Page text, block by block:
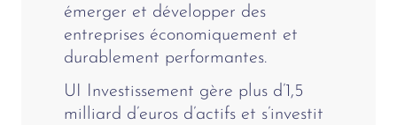
émerger et développer des
entreprises économiquement et
durablement performantes.
UI Investissement gère plus d’1,5
milliard d’euros d’actifs et s’investit